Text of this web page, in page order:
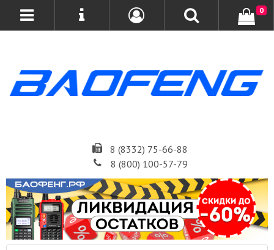
8 (8332) 75-66-88
8 (800) 100-57-79
0